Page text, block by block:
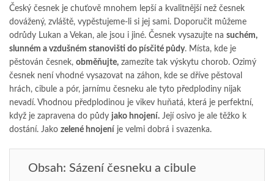
Český česnek je chuťově mnohem lepší a kvalitnější než česnek
dovážený, zvláště, vypěstujeme-li si jej sami. Doporučit můžeme
odrůdy Lukan a Vekan, ale jsou i jiné. Česnek vysazujte na suchém,
slunném a vzdušném stanovišti do písčité půdy. Místa, kde je
pěstován česnek, obměňujte, zamezíte tak výskytu chorob. Ozimý
česnek není vhodné vysazovat na záhon, kde se dříve pěstoval
hrách, cibule a pór, jarnímu česneku ale tyto předplodiny nijak
nevadí. Vhodnou předplodinou je vikev huňatá, která je perfektní,
když je zapravena do půdy jako hnojení. Její osivo je ale těžko k
dostání. Jako zelené hnojení je velmi dobrá i svazenka.
Obsah: Sázení česneku a cibule